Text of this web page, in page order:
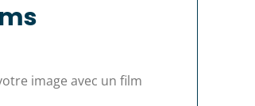
image avec un film